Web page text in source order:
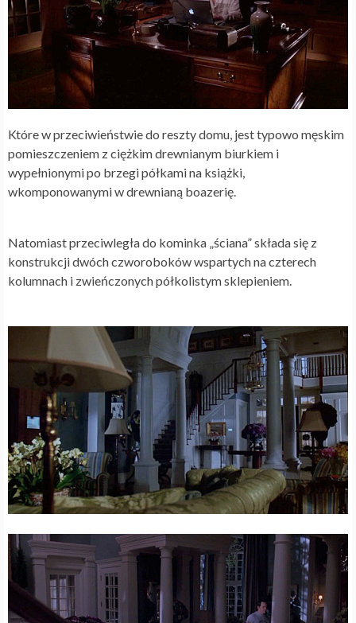
Które w przeciwieństwie do reszty domu, jest typowo męskim
pomieszczeniem z ciężkim drewnianym biurkiem i
wypełnionymi po brzegi półkami na książki,
wkomponowanymi w drewnianą boazerię.
Natomiast przeciwległa do kominka „ściana” składa się z
konstrukcji dwóch czworoboków wspartych na czterech
kolumnach i zwieńczonych półkolistym sklepieniem.